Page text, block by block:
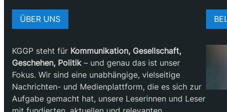
ÜBER UNS
KGGP steht für Kommunikation, Gesellschaft,
Geschehen, Politik – und genau das ist unser
Fokus. Wir sind eine unabhängige, vielseitige
Nachrichten- und Medienplattform, die es sich zur
Aufgabe gemacht hat, unsere Leserinnen und Leser